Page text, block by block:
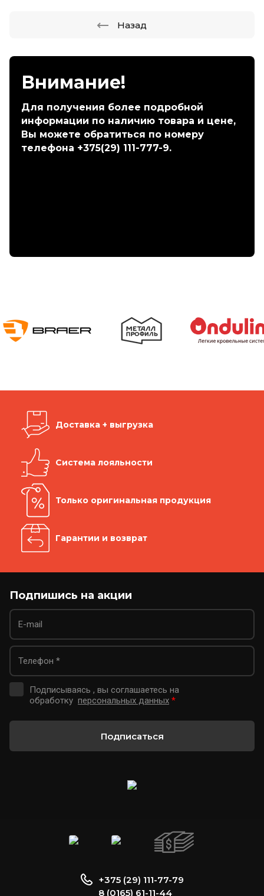
Внимание!
Для получения более подробной
информации по наличию товара и цене,
Вы можете обратиться по номеру
телефона +375(29) 111-777-9.
Назад
Доставка + выгрузка
Система лояльности
Только оригинальная продукция
Гарантии и возврат
Подпишись на акции
Подписываясь , вы соглашаетесь на
обработку персональных данных *
Подписаться
+375 (29) 111-77-79
8 (0165) 61-11-44